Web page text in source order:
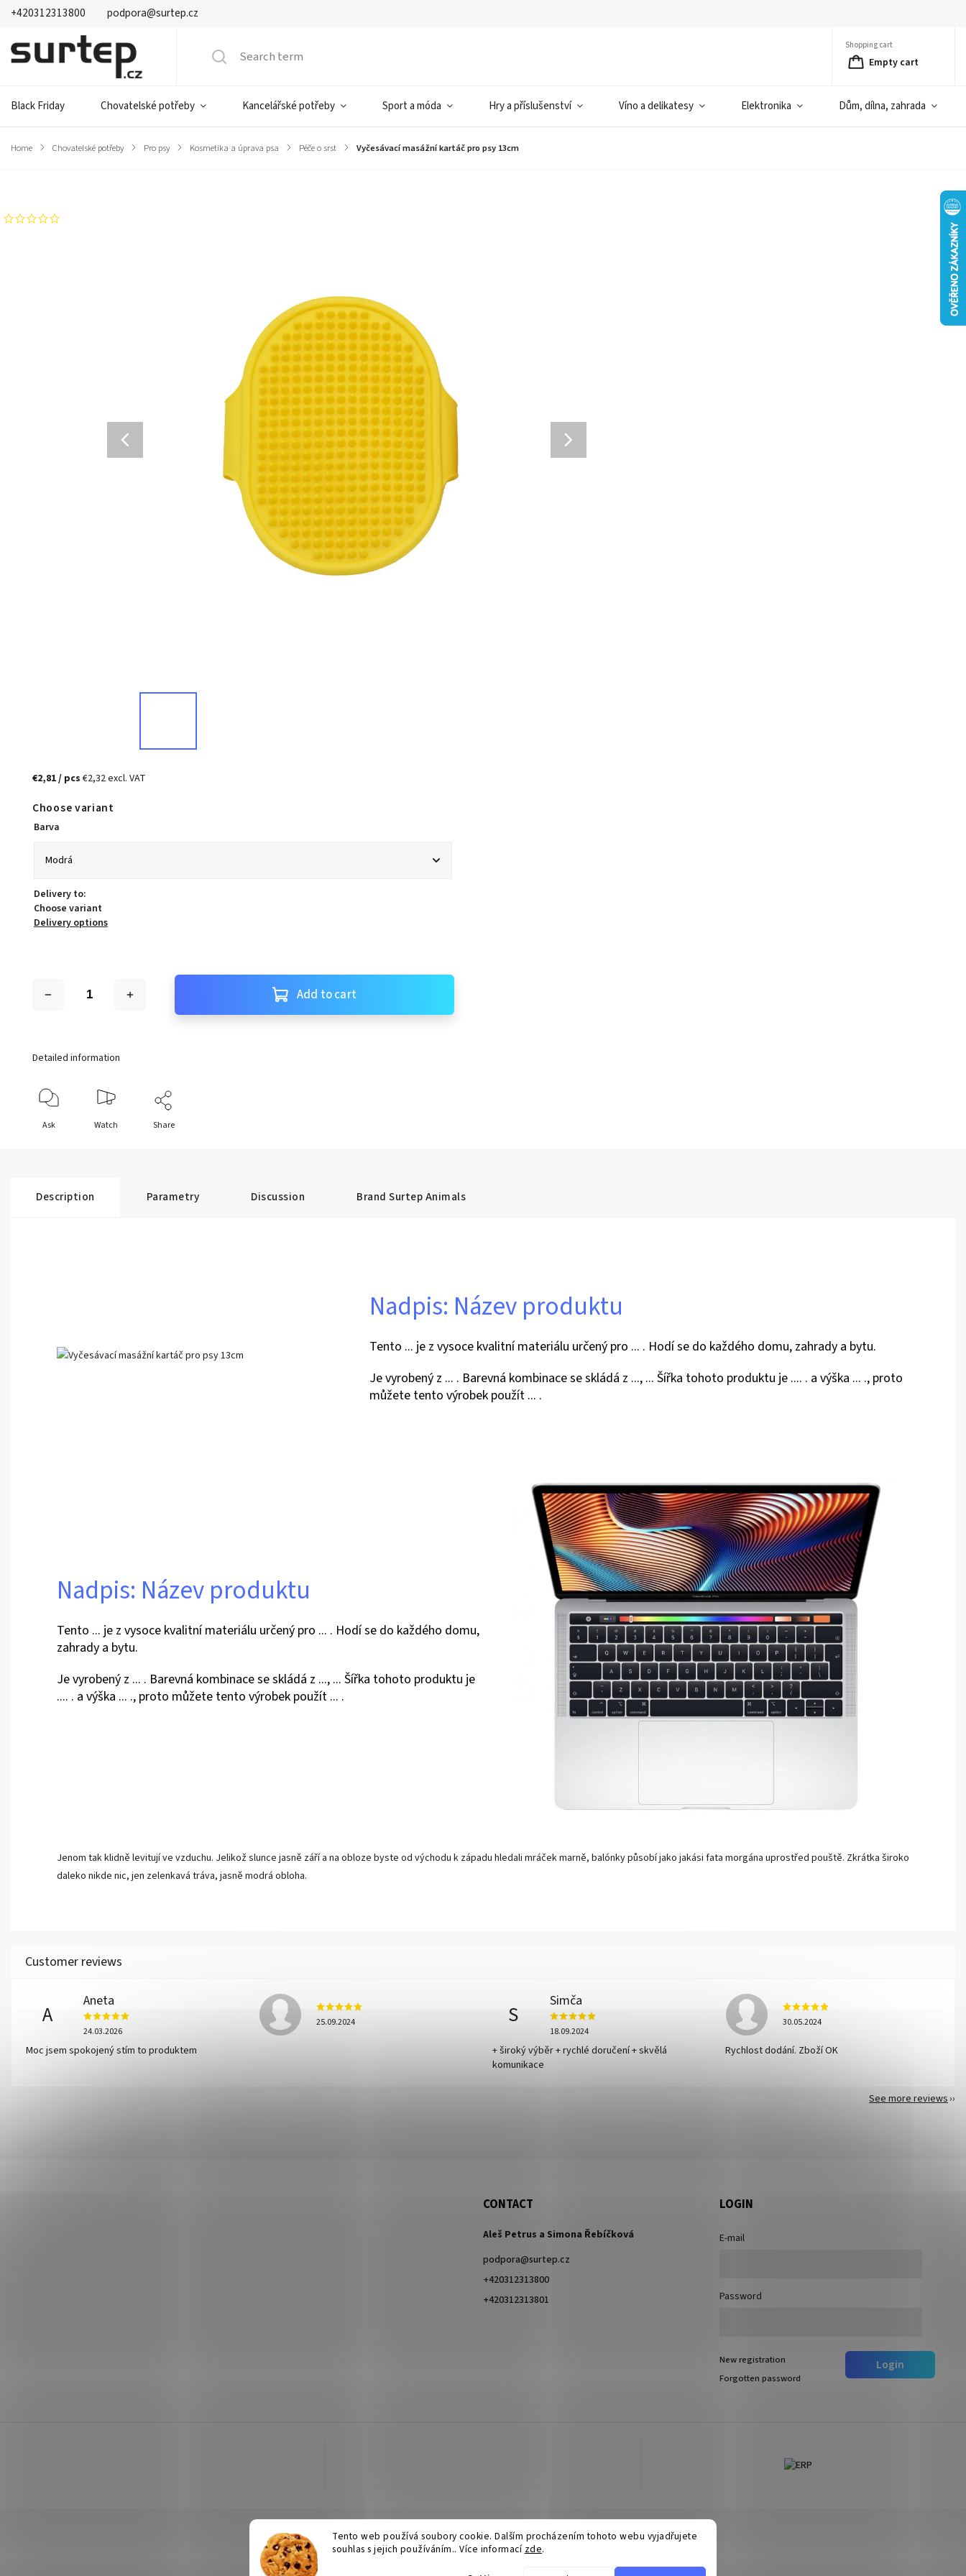
Tento web používá soubory cookie. Dalším procházením tohoto webu vyjadřujete
souhlas s jejich používáním.. Více informací zde.
+420312313800 podpora@surtep.cz
Shopping cart
Empty cart
Black Friday Chovatelské potřeby Kancelářské potřeby Sport a móda Hry a příslušenství Víno a delikatesy Elektronika Dům, dílna, zahrada
Home / Chovatelské potřeby / Pro psy / Kosmetika a úprava psa / Péče o srst / Vyčesávací masážní kartáč pro psy 13cm
€2,81/ pcs€2,32 excl. VAT
Choose variant
Barva
Delivery to:
Choose variant
Delivery options
Add to cart
Detailed information
Ask Watch Share
Description Parametry Discussion Brand Surtep Animals
Nadpis: Název produktu
Tento ... je z vysoce kvalitní materiálu určený pro ... . Hodí se do každého domu, zahrady a bytu.
Je vyrobený z ... . Barevná kombinace se skládá z ..., ... Šířka tohoto produktu je .... . a výška ... ., proto
můžete tento výrobek použít ... .
Nadpis: Název produktu
Tento ... je z vysoce kvalitní materiálu určený pro ... . Hodí se do každého domu,
zahrady a bytu.
Je vyrobený z ... . Barevná kombinace se skládá z ..., ... Šířka tohoto produktu je
.... . a výška ... ., proto můžete tento výrobek použít ... .
Jenom tak klidně levitují ve vzduchu. Jelikož slunce jasně září a na obloze byste od východu k západu hledali mráček marně, balónky působí jako jakási fata morgána uprostřed pouště. Zkrátka široko
daleko nikde nic, jen zelenkavá tráva, jasně modrá obloha.
A
Aneta
24.03.2026
Moc jsem spokojený stím to produktem
25.09.2024 S
Simča
18.09.2024
+ široký výběr + rychlé doručení + skvělá
komunikace
30.05.2024
Rychlost dodání. Zboží OK
See more reviews
CONTACT
Aleš Petrus a Simona Řebíčková
podpora@surtep.cz
+420312313800
+420312313801
LOGIN
E-mail
Password
Login
New registration
Forgotten password
Copyright 2026Surtep. All rights reserved.